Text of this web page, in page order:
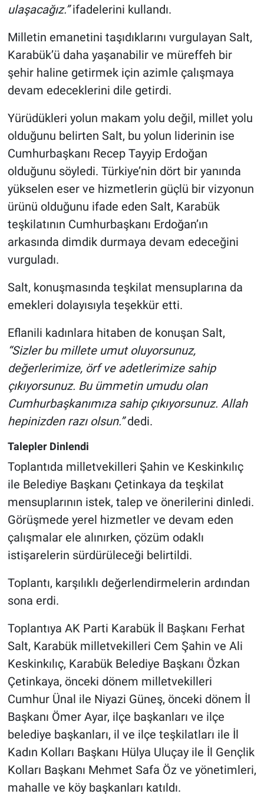
ulaşacağız.”ifadelerini kullandı.
Milletin emanetini taşıdıklarını vurgulayan Salt,
Karabük’ü daha yaşanabilir ve müreffeh bir
şehir haline getirmek için azimle çalışmaya
devam edeceklerini dile getirdi.
Yürüdükleri yolun makam yolu değil, millet yolu
olduğunu belirten Salt, bu yolun liderinin ise
Cumhurbaşkanı Recep Tayyip Erdoğan
olduğunu söyledi. Türkiye’nin dört bir yanında
yükselen eser ve hizmetlerin güçlü bir vizyonun
ürünü olduğunu ifade eden Salt, Karabük
teşkilatının Cumhurbaşkanı Erdoğan’ın
arkasında dimdik durmaya devam edeceğini
vurguladı.
Salt, konuşmasında teşkilat mensuplarına da
emekleri dolayısıyla teşekkür etti.
Eflanili kadınlara hitaben de konuşan Salt,
“Sizler bu millete umut oluyorsunuz,
değerlerimize, örf ve adetlerimize sahip
çıkıyorsunuz. Bu ümmetin umudu olan
Cumhurbaşkanımıza sahip çıkıyorsunuz. Allah
hepinizden razı olsun.”dedi.
Talepler Dinlendi
Toplantıda milletvekilleri Şahin ve Keskinkılıç
ile Belediye Başkanı Çetinkaya da teşkilat
mensuplarının istek, talep ve önerilerini dinledi.
Görüşmede yerel hizmetler ve devam eden
çalışmalar ele alınırken, çözüm odaklı
istişarelerin sürdürüleceği belirtildi.
Toplantı, karşılıklı değerlendirmelerin ardından
sona erdi.
Toplantıya AK Parti Karabük İl Başkanı Ferhat
Salt, Karabük milletvekilleri Cem Şahin ve Ali
Keskinkılıç, Karabük Belediye Başkanı Özkan
Çetinkaya, önceki dönem milletvekilleri
Cumhur Ünal ile Niyazi Güneş, önceki dönem İl
Başkanı Ömer Ayar, ilçe başkanları ve ilçe
belediye başkanları, il ve ilçe teşkilatları ile İl
Kadın Kolları Başkanı Hülya Uluçay ile İl Gençlik
Kolları Başkanı Mehmet Safa Öz ve yönetimleri,
mahalle ve köy başkanları katıldı.